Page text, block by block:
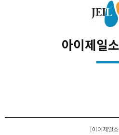
아이제일
[아이제일